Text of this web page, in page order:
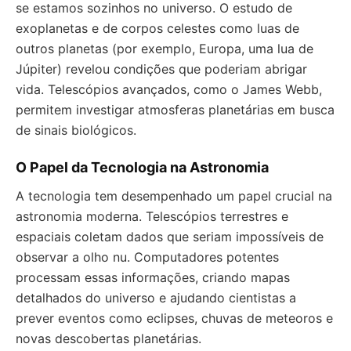
se estamos sozinhos no universo. O estudo de
exoplanetas e de corpos celestes como luas de
outros planetas (por exemplo, Europa, uma lua de
Júpiter) revelou condições que poderiam abrigar
vida. Telescópios avançados, como o James Webb,
permitem investigar atmosferas planetárias em busca
de sinais biológicos.
O Papel da Tecnologia na Astronomia
A tecnologia tem desempenhado um papel crucial na
astronomia moderna. Telescópios terrestres e
espaciais coletam dados que seriam impossíveis de
observar a olho nu. Computadores potentes
processam essas informações, criando mapas
detalhados do universo e ajudando cientistas a
prever eventos como eclipses, chuvas de meteoros e
novas descobertas planetárias.